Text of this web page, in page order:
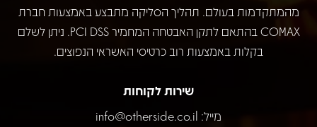
מהמתקדמות בעולם. תהליך הסליקה מתבצע באמצעות חברת
COMAX בהתאם לתקן האבטחה המחמיר PCI DSS. ניתן לשלם
בקלות באמצעות רוב כרטיסי האשראי הנפוצים.
שירות לקוחות
מייל: info@otherside.co.il